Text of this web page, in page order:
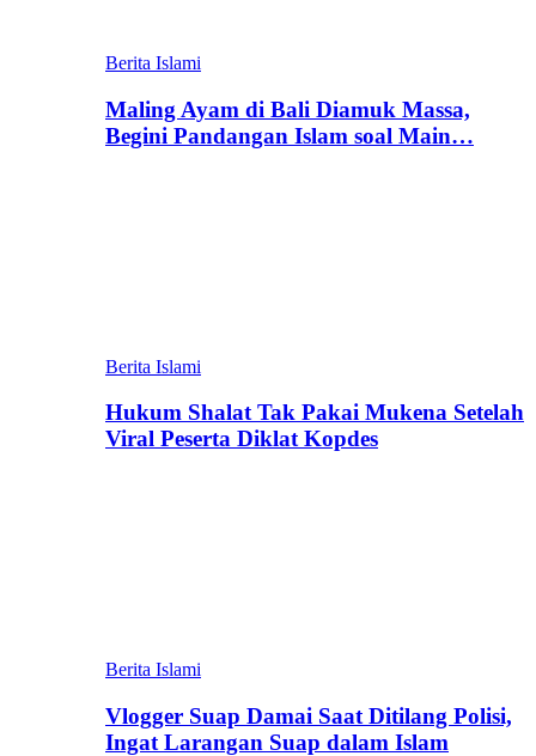
Berita Islami
Maling Ayam di Bali Diamuk Massa,
Begini Pandangan Islam soal Main…
Berita Islami
Hukum Shalat Tak Pakai Mukena Setelah
Viral Peserta Diklat Kopdes
Berita Islami
Vlogger Suap Damai Saat Ditilang Polisi,
Ingat Larangan Suap dalam Islam